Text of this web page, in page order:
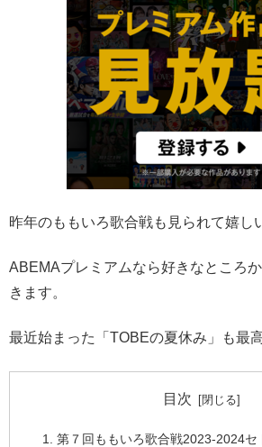
昨年のももいろ歌合戦も見られて嬉し
ABEMAプレミアムなら好きなところ
きます。
最近始まった「TOBEの夏休み」も最
目次
第７回ももいろ歌合戦2023-2024セ